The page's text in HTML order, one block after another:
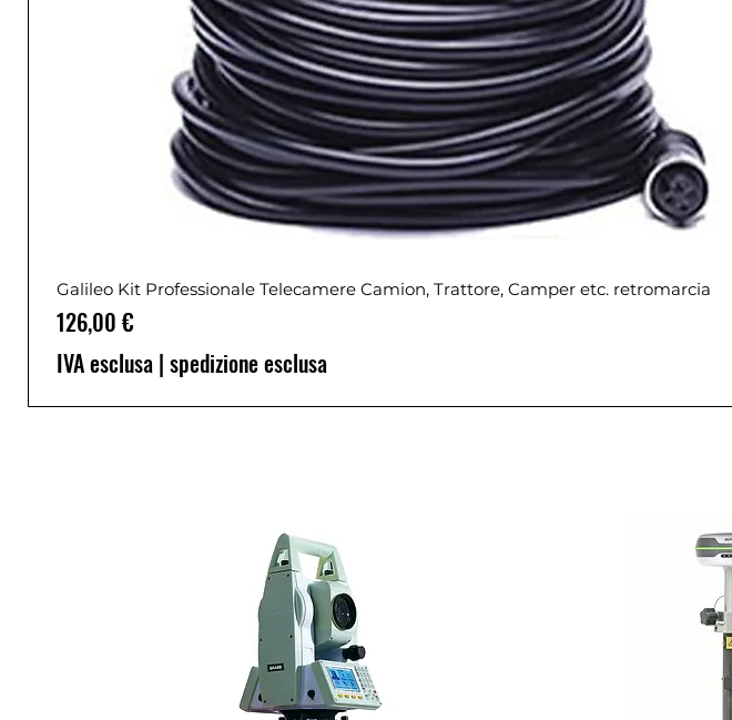
Galileo Kit Professionale Telecamere Camion, Trattore, Camper etc. retromarcia
Prezzo
126,00 €
IVA esclusa | spedizione esclusa